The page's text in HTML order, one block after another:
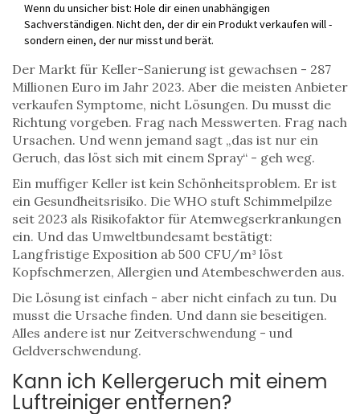
Wenn du unsicher bist: Hole dir einen unabhängigen
Sachverständigen. Nicht den, der dir ein Produkt verkaufen will -
sondern einen, der nur misst und berät.
Der Markt für Keller-Sanierung ist gewachsen - 287
Millionen Euro im Jahr 2023. Aber die meisten Anbieter
verkaufen Symptome, nicht Lösungen. Du musst die
Richtung vorgeben. Frag nach Messwerten. Frag nach
Ursachen. Und wenn jemand sagt „das ist nur ein
Geruch, das löst sich mit einem Spray“ - geh weg.
Ein muffiger Keller ist kein Schönheitsproblem. Er ist
ein Gesundheitsrisiko. Die WHO stuft Schimmelpilze
seit 2023 als Risikofaktor für Atemwegserkrankungen
ein. Und das Umweltbundesamt bestätigt:
Langfristige Exposition ab 500 CFU/m³ löst
Kopfschmerzen, Allergien und Atembeschwerden aus.
Die Lösung ist einfach - aber nicht einfach zu tun. Du
musst die Ursache finden. Und dann sie beseitigen.
Alles andere ist nur Zeitverschwendung - und
Geldverschwendung.
Kann ich Kellergeruch mit einem
Luftreiniger entfernen?